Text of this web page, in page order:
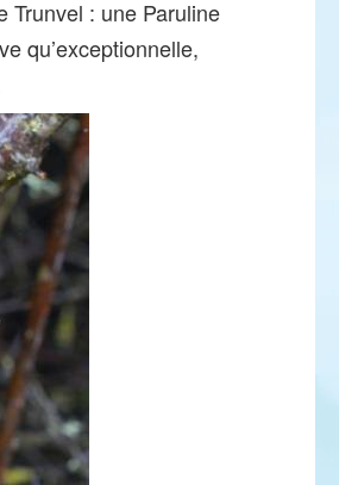
Trunvel : une Paruline
qu’exceptionnelle,